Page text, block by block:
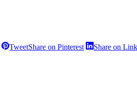
TweetShare on Pinterest Share on